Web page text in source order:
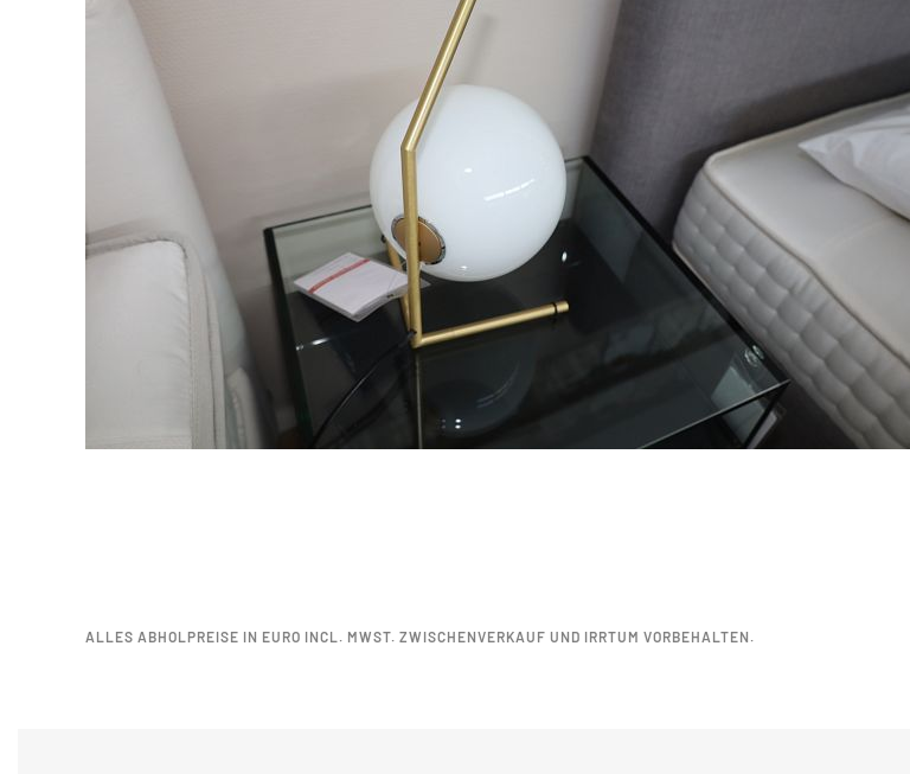
ALLES ABHOLPREISE IN EURO INCL. MWST. ZWISCHENVERKAUF UND IRRTUM VORBEHALTEN.